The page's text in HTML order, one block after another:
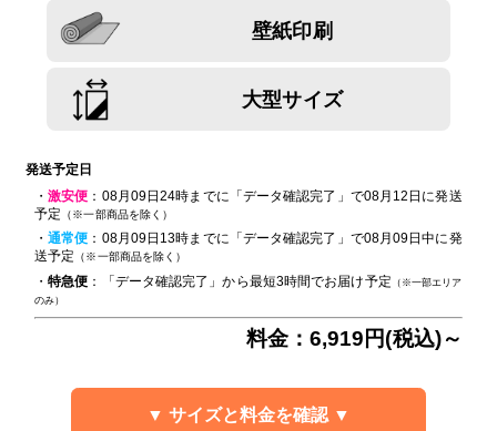
壁紙印刷
大型サイズ
発送予定日
・激安便 ：08月09日24時までに「データ確認完了」で08月12日に発送
予定
（※一部商品を除く）
・通常便 ：08月09日13時までに「データ確認完了」で08月09日中に発
送予定
（※一部商品を除く）
・特急便 ：「データ確認完了」から最短3時間でお届け予定 （※一部エリア
のみ）
料金：6,919円(税込)～
▼ サイズと料金を確認 ▼